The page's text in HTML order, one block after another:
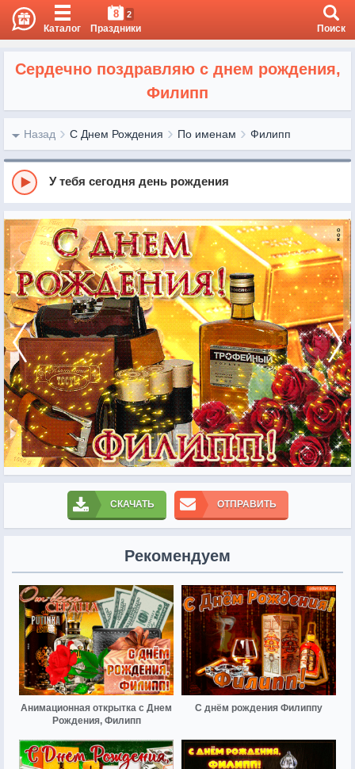
Каталог
8 2
Праздники Поиск
Сердечно поздравляю с днем рождения,
Филипп
Назад С Днем Рождения По именам Филипп
У тебя сегодня день рождения
СКАЧАТЬ ОТПРАВИТЬ
Рекомендуем
Анимационная открытка с Днем
Рождения, Филипп
С днём рождения Филиппу